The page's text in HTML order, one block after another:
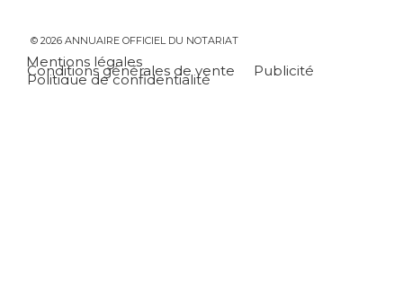
© 2026 ANNUAIRE OFFICIEL DU NOTARIAT
Mentions légales
Conditions générales de vente Publicité
Politique de confidentialité